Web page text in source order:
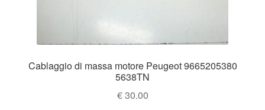
Cablaggio di massa motore Peugeot 9665205380
5638TN
€30.00